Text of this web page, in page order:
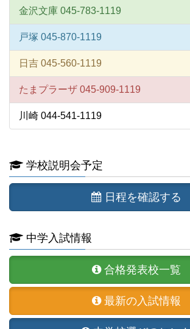
金沢文庫 045-783-1119
戸塚 045-870-1119
日吉 045-560-1119
たまプラーザ 045-909-1119
川崎 044-541-1119
学校説明会予定
日程を確認する
中学入試情報
合格発表校一覧
最新の入試情報